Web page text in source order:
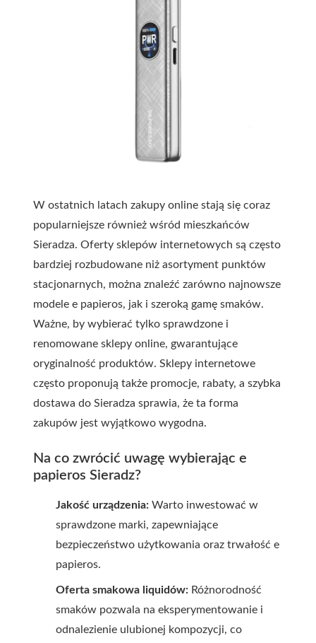
W ostatnich latach zakupy online stają się coraz
popularniejsze również wśród mieszkańców
Sieradza. Oferty sklepów internetowych są często
bardziej rozbudowane niż asortyment punktów
stacjonarnych, można znaleźć zarówno najnowsze
modele e papieros, jak i szeroką gamę smaków.
Ważne, by wybierać tylko sprawdzone i
renomowane sklepy online, gwarantujące
oryginalność produktów. Sklepy internetowe
często proponują także promocje, rabaty, a szybka
dostawa do Sieradza sprawia, że ta forma
zakupów jest wyjątkowo wygodna.
Na co zwrócić uwagę wybierając e
papieros Sieradz?
Jakość urządzenia: Warto inwestować w
sprawdzone marki, zapewniające
bezpieczeństwo użytkowania oraz trwałość e
papieros.
Oferta smakowa liquidów: Różnorodność
smaków pozwala na eksperymentowanie i
odnalezienie ulubionej kompozycji, co